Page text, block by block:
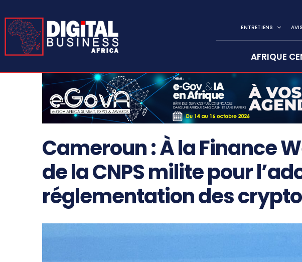
ENTRETIENS
AFRIQUE
Cameroun : À la Finance
de la CNPS milite pour
réglementation des